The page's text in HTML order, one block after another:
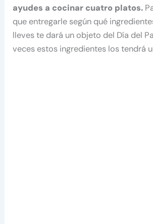
ayudes a cocinar cuatro platos.
que entregarle según qué
lleves te dará un objeto del Día del
veces estos ingredientes los tendrá